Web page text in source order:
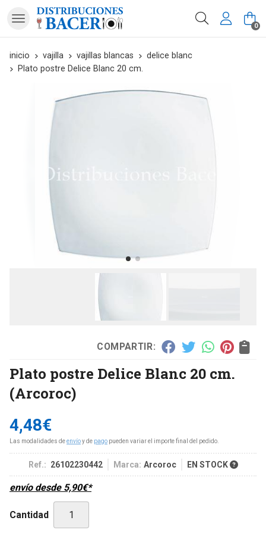
Buscar 0
inicio vajilla vajillas blancas
delice blanc
Plato postre Delice Blanc 20 cm.
COMPARTIR:
Plato postre Delice Blanc 20 cm.
(Arcoroc)
4,48€
Las modalidades deenvíoy de pago pueden variar el importe final del pedido.
Ref.: 26102230442 Marca: Arcoroc EN STOCK
envío desde 5,90€*
Cantidad